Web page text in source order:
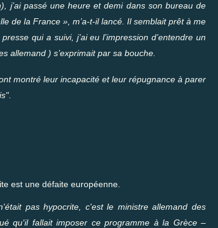
j’ai passé une heure et demi dans son bureau de
de la France », m’a-t-il lancé. Il semblait prêt à me
qui a suivi, j’ai eu l’impression d’entendre un
allemand ) s’exprimait par sa bouche.
montré leur incapacité et leur répugnance à parer
.
est une défaite européenne.
pas hypocrite, c'est le ministre allemand des
qu'il fallait imposer ce programme à la Grèce –